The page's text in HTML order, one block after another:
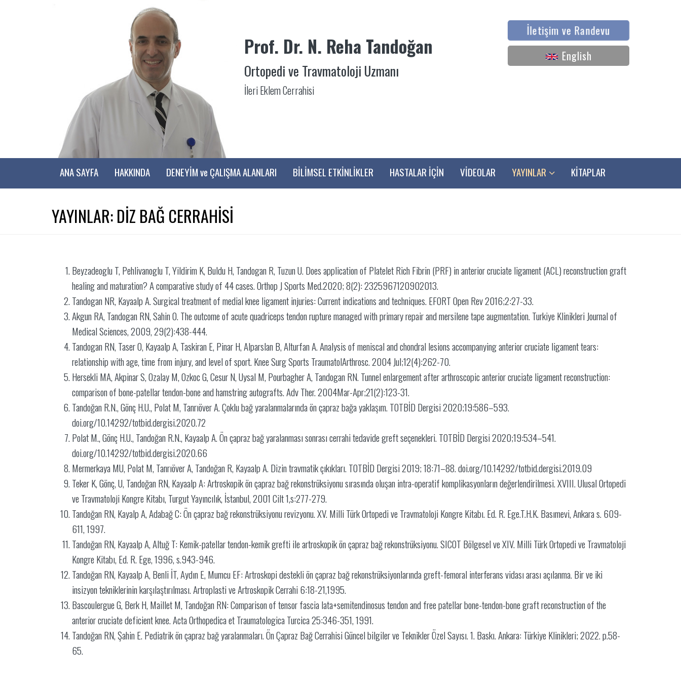
Prof. Dr. N. Reha Tandoğan
Ortopedi ve Travmatoloji Uzmanı
İleri Eklem Cerrahisi
İletişim ve Randevu
English
ANA SAYFA HAKKINDA DENEYİM ve ÇALIŞMA ALANLARI BİLİMSEL ETKİNLİKLER HASTALAR İÇİN VİDEOLAR YAYINLAR KİTAPLAR
YAYINLAR: DİZ BAĞ CERRAHİSİ
Beyzadeoglu T, Pehlivanoglu T, Yildirim K, Buldu H, Tandogan R, Tuzun U. Does application of Platelet Rich Fibrin (PRF) in anterior cruciate ligament (ACL) reconstruction graft
healing and maturation? A comparative study of 44 cases. Orthop J Sports Med.2020; 8(2): 2325967120902013.
Tandogan NR, Kayaalp A. Surgical treatment of medial knee ligament injuries: Current indications and techniques. EFORT Open Rev 2016;2:27-33.
Akgun RA, Tandogan RN, Sahin O. The outcome of acute quadriceps tendon rupture managed with primary repair and mersilene tape augmentation. Turkiye Klinikleri Journal of
Medical Sciences, 2009, 29(2):438-444.
Tandogan RN, Taser O, Kayaalp A, Taskiran E, Pinar H, Alparslan B, Alturfan A. Analysis of meniscal and chondral lesions accompanying anterior cruciate ligament tears:
relationship with age, time from injury, and level of sport. Knee Surg Sports TraumatolArthrosc. 2004 Jul;12(4):262-70.
Hersekli MA, Akpinar S, Ozalay M, Ozkoc G, Cesur N, Uysal M, Pourbagher A, Tandogan RN. Tunnel enlargement after arthroscopic anterior cruciate ligament reconstruction:
comparison of bone-patellar tendon-bone and hamstring autografts. Adv Ther. 2004Mar-Apr;21(2):123-31.
Tandoğan R.N., Gönç H.U., Polat M, Tanrıöver A. Çoklu bağ yaralanmalarında ön çapraz bağa yaklaşım. TOTBİD Dergisi 2020;19:586–593.
doi.org/10.14292/totbid.dergisi.2020.72
Polat M., Gönç H.U., Tandoğan R.N., Kayaalp A. Ön çapraz bağ yaralanması sonrası cerrahi tedavide greft seçenekleri. TOTBİD Dergisi 2020;19:534–541.
doi.org/10.14292/totbid.dergisi.2020.66
Mermerkaya MU, Polat M, Tanrıöver A, Tandoğan R, Kayaalp A. Dizin travmatik çıkıkları. TOTBİD Dergisi 2019; 18:71–88. doi.org/10.14292/totbid.dergisi.2019.09
Teker K, Gönç, U, Tandoğan RN, Kayaalp A: Artroskopik ön çapraz bağ rekonstrüksiyonu sırasında oluşan intra-operatif komplikasyonların değerlendirilmesi. XVIII. Ulusal Ortopedi
ve Travmatoloji Kongre Kitabı, Turgut Yayıncılık, İstanbul, 2001 Cilt 1,s:277-279.
Tandoğan RN, Kayalp A, Adabağ C: Ön çapraz bağ rekonstrüksiyonu revizyonu. XV. Milli Türk Ortopedi ve Travmatoloji Kongre Kitabı. Ed. R. Ege.T.H.K. Basımevi, Ankara s. 609-
611, 1997.
Tandoğan RN, Kayaalp A, Altuğ T: Kemik-patellar tendon-kemik grefti ile artroskopik ön çapraz bağ rekonstrüksiyonu. SICOT Bölgesel ve XIV. Milli Türk Ortopedi ve Travmatoloji
Kongre Kitabı, Ed. R. Ege, 1996, s.943-946.
Tandoğan RN, Kayaalp A, Benli İT, Aydın E, Mumcu EF: Artroskopi destekli ön çapraz bağ rekonstrüksiyonlarında greft-femoral interferans vidası arası açılanma. Bir ve iki
insizyon tekniklerinin karşılaştırılması. Artroplasti ve Artroskopik Cerrahi 6:18-21,1995.
Bascoulergue G, Berk H, Maillet M, Tandoğan RN: Comparison of tensor fascia lata+semitendinosus tendon and free patellar bone-tendon-bone graft reconstruction of the
anterior cruciate deficient knee. Acta Orthopedica et Traumatologica Turcica 25:346-351, 1991.
Tandoğan RN, Şahin E. Pediatrik ön çapraz bağ yaralanmaları. Ön Çapraz Bağ Cerrahisi Güncel bilgiler ve Teknikler Özel Sayısı. 1. Baskı. Ankara: Türkiye Klinikleri; 2022. p.58-
65.